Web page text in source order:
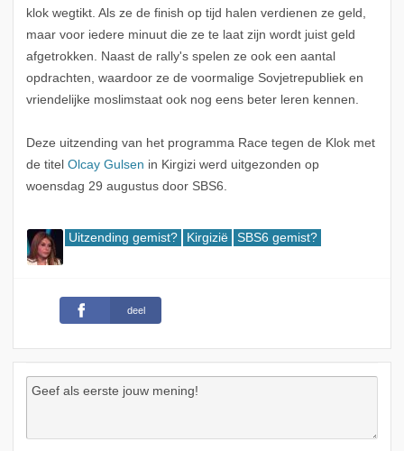
klok wegtikt. Als ze de finish op tijd halen verdienen ze geld,
maar voor iedere minuut die ze te laat zijn wordt juist geld
afgetrokken. Naast de rally's spelen ze ook een aantal
opdrachten, waardoor ze de voormalige Sovjetrepubliek en
vriendelijke moslimstaat ook nog eens beter leren kennen.
Deze uitzending van het programma Race tegen de Klok met
de titel Olcay Gulsen in Kirgizi werd uitgezonden op
woensdag 29 augustus door SBS6.
Uitzending gemist? Kirgizië SBS6 gemist?
deel